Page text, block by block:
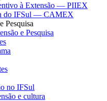
à Extensão — PIIEX
do IFSul — CAMEX
Pesquisa
e Pesquisa
no IFSul
e cultura